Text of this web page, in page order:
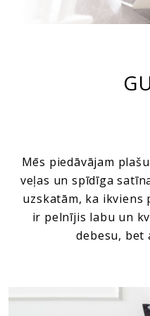
Mēs piedāvājam
veļas un spīdīga
uzskatām, ka ikviens
ir pelnījis labu un
debesu, bet